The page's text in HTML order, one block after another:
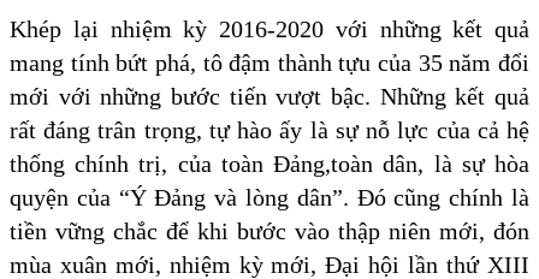
Khép lại nhiệm kỳ 2016-2020 với những kết quả
mang tính bứt phá, tô đậm thành tựu của 35 năm đổi
mới với những bước tiến vượt bậc. Những kết quả
rất đáng trân trọng, tự hào ấy là sự nỗ lực của cả hệ
thống chính trị, của toàn Đảng,toàn dân, là sự hòa
quyện của “Ý Đảng và lòng dân”. Đó cũng chính là
tiền vững chắc để khi bước vào thập niên mới, đón
mùa xuân mới, nhiệm kỳ mới, Đại hội lần thứ XIII